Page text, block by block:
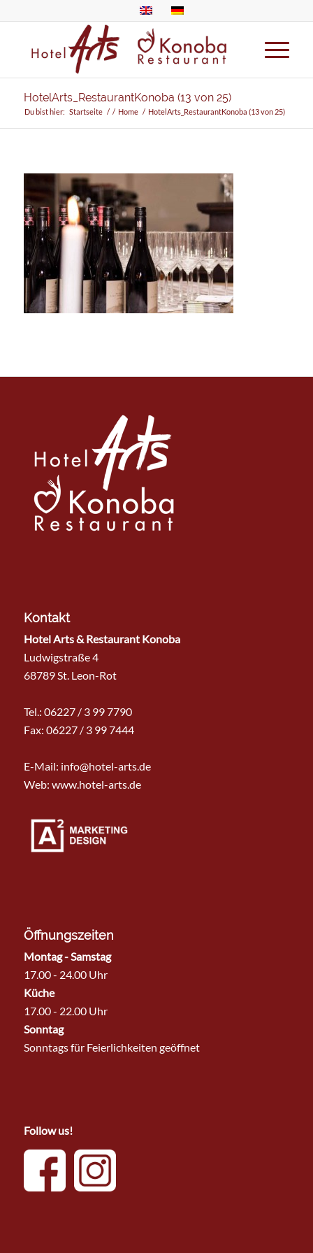
HotelArts_RestaurantKonoba (13 von 25)
Du bist hier: Startseite / / Home / HotelArts_RestaurantKonoba (13 von 25)
Kontakt
Hotel Arts & Restaurant Konoba
Ludwigstraße 4
68789 St. Leon-Rot
Tel.: 06227 / 3 99 7790
Fax: 06227 / 3 99 7444
E-Mail: info@hotel-arts.de
Web: www.hotel-arts.de
Öffnungszeiten
Montag - Samstag
17.00 - 24.00 Uhr
Küche
17.00 - 22.00 Uhr
Sonntag
Sonntags für Feierlichkeiten geöffnet
Follow us!